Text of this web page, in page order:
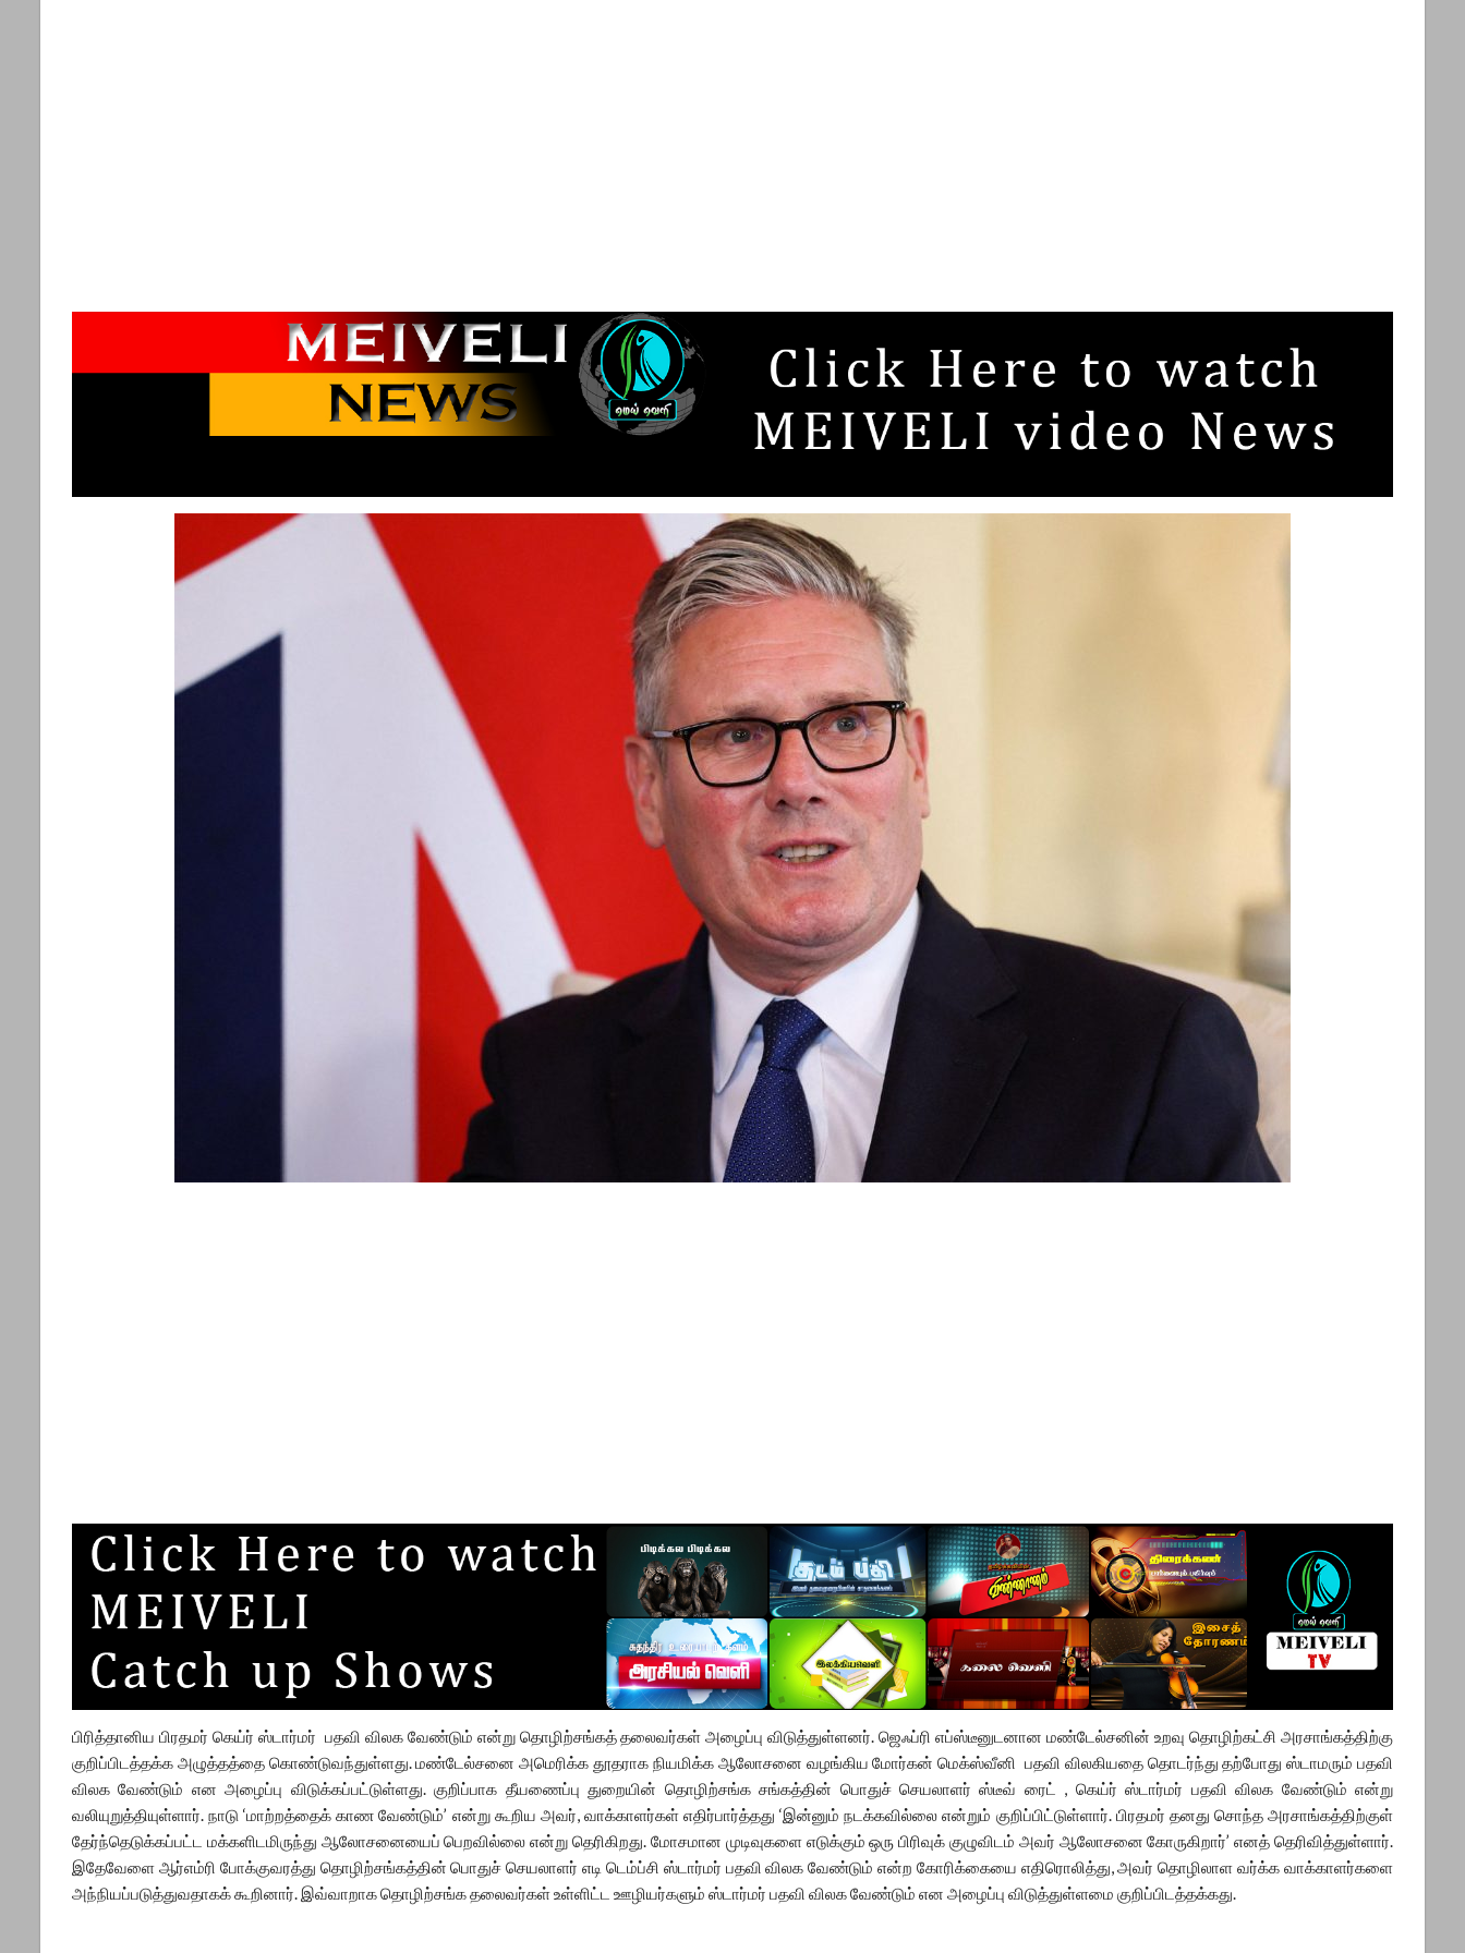
பிரித்தானிய பிரதமர் கெய்ர் ஸ்டார்மர் பதவி விலக வேண்டும் என்று தொழிற்சங்கத் தலைவர்கள் அழைப்பு விடுத்துள்ளனர். ஜெஃப்ரி எப்ஸ்டீனுடனான மண்டேல்சனின் உறவு தொழிற்கட்சி அரசாங்கத்திற்கு
குறிப்பிடத்தக்க அழுத்தத்தை கொண்டுவந்துள்ளது. மண்டேல்சனை அமெரிக்க தூதராக நியமிக்க ஆலோசனை வழங்கிய மோர்கன் மெக்ஸ்வீனி பதவி விலகியதை தொடர்ந்து தற்போது ஸ்டாமரும் பதவி
விலக வேண்டும் என அழைப்பு விடுக்கப்பட்டுள்ளது. குறிப்பாக தீயணைப்பு துறையின் தொழிற்சங்க சங்கத்தின் பொதுச் செயலாளர் ஸ்டீவ் ரைட் , கெய்ர் ஸ்டார்மர் பதவி விலக வேண்டும் என்று
வலியுறுத்தியுள்ளார். நாடு ‘மாற்றத்தைக் காண வேண்டும்’ என்று கூறிய அவர், வாக்காளர்கள் எதிர்பார்த்தது ‘இன்னும் நடக்கவில்லை என்றும் குறிப்பிட்டுள்ளார். பிரதமர் தனது சொந்த அரசாங்கத்திற்குள்
தேர்ந்தெடுக்கப்பட்ட மக்களிடமிருந்து ஆலோசனையைப் பெறவில்லை என்று தெரிகிறது. மோசமான முடிவுகளை எடுக்கும் ஒரு பிரிவுக் குழுவிடம் அவர் ஆலோசனை கோருகிறார்’ எனத் தெரிவித்துள்ளார்.
இதேவேளை ஆர்எம்ரி போக்குவரத்து தொழிற்சங்கத்தின் பொதுச் செயலாளர் எடி டெம்ப்சி ஸ்டார்மர் பதவி விலக வேண்டும் என்ற கோரிக்கையை எதிரொலித்து, அவர் தொழிலாள வர்க்க வாக்காளர்களை
அந்நியப்படுத்துவதாகக் கூறினார். இவ்வாறாக தொழிற்சங்க தலைவர்கள் உள்ளிட்ட ஊழியர்களும் ஸ்டார்மர் பதவி விலக வேண்டும் என அழைப்பு விடுத்துள்ளமை குறிப்பிடத்தக்கது.